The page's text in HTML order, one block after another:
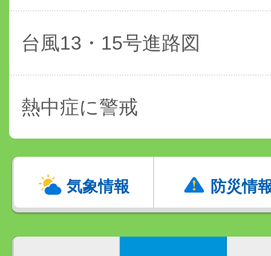
台風13・15号進路図
熱中症に警戒
気象情報 防災情